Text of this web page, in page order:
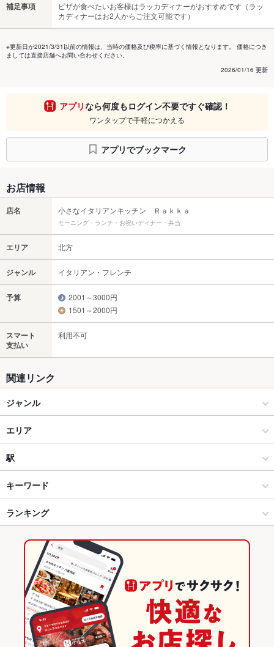
補足事項
ピザが食べたいお客様はラッカディナーがおすすめです（ラッ
カディナーはお2人からご注文可能です）
※更新日が2021/3/31以前の情報は、当時の価格及び税率に基づく情報となります。 価格につき
ましては直接店舗へお問い合わせください。
2026/01/16 更新
アプリなら何度もログイン不要ですぐ確認！
ワンタップで手軽につかえる
アプリでブックマーク
お店情報
店名 小さなイタリアンキッチン Ｒａｋｋａ
モーニング・ランチ・お祝いディナー・弁当
エリア 北方
ジャンル イタリアン・フレンチ
予算
2001～3000円
1501～2000円
スマート
支払い
利用不可
関連リンク
ジャンル
イタリアン・フレンチ
イタリアン
穂積・北方・大垣 × イタリアン・フレンチ
穂積・北方・大垣 × イタリアン
北方真桑駅 × イタリアン・フレンチ
北方真桑駅 × イタリアン
エリア
北方
北方 × イタリアン・フレンチ
北方 × イタリアン
岐阜 × イタリアン・フレンチ
岐阜 × イタリアン
駅
北方真桑駅
穂積駅
美江寺駅
キーワード
カニ料理
ランキング
岐阜のグルメランキング
岐阜のイタリアン・フレンチランキング
岐阜のイタリアンランキング
穂積・北方・大垣のグルメランキング